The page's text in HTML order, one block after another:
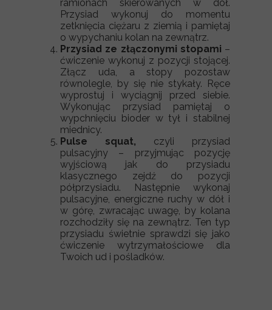
ramionach skierowanych w dół.
Przysiad wykonuj do momentu
zetknięcia ciężaru z ziemią i pamiętaj
o wypychaniu kolan na zewnątrz.
Przysiad ze złączonymi stopami –
ćwiczenie wykonuj z pozycji stojącej.
Złącz uda, a stopy pozostaw
równolegle, by się nie stykały. Ręce
wyprostuj i wyciągnij przed siebie.
Wykonując przysiad pamiętaj o
wypchnięciu bioder w tył i stabilnej
miednicy.
Pulse squat, czyli przysiad
pulsacyjny – przyjmując pozycję
wyjściową jak do przysiadu
klasycznego zejdź do pozycji
półprzysiadu. Następnie wykonaj
pulsacyjne, energiczne ruchy w dół i
w górę, zwracając uwagę, by kolana
rozchodziły się na zewnątrz. Ten typ
przysiadu świetnie sprawdzi się jako
ćwiczenie wytrzymałościowe dla
Twoich ud i pośladków.